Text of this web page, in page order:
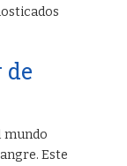
de
mundo
Este